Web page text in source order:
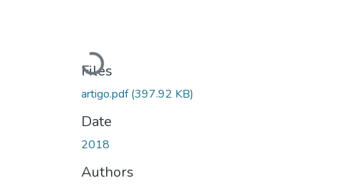
Loading...
Files
artigo.pdf(397.92 KB)
Date
2018
Authors